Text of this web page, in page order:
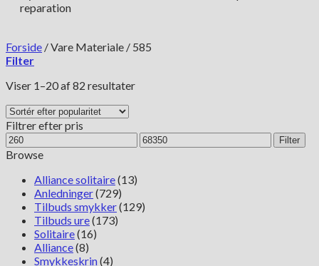
reparation
Forside /Vare Materiale / 585
Filter
Viser 1–20 af 82 resultaterSorteret
Filtrer efter pris
Mindste
pris
Højeste
pris
Filter
Browse
Alliance solitaire(13)
Anledninger(729)
Tilbuds smykker(129)
Tilbuds ure(173)
Solitaire(16)
Alliance(8)
Smykkeskrin(4)